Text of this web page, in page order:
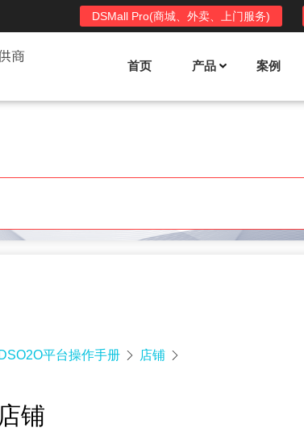
DSMall Pro(商城、外卖、上门服务)
首页 产品
拼团、限时
程序等
DSShop功能列表
案例
DSO2O平台操作手册  店铺 
铺